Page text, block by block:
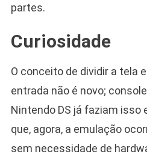
partes.
Curiosidade
O conceito de dividir a tela
entrada não é novo;
Nintendo DS já faziam isso
que, agora, a emulação
sem necessidade de